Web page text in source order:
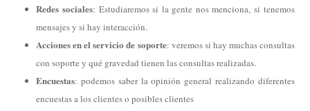
Redes sociales: Estudiaremos si la gente nos menciona, si tenemos
mensajes y si hay interacción.
Acciones en el servicio de soporte: veremos si hay muchas consultas
con soporte y qué gravedad tienen las consultas realizadas.
Encuestas: podemos saber la opinión general realizando diferentes
encuestas a los clientes o posibles clientes